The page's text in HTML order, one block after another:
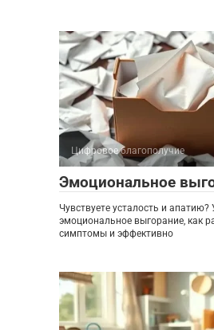
Цифровое благополучие
Эмоциональное
Чувствуете усталость и апатию?
эмоциональное выгорание, как
симптомы и эффективно